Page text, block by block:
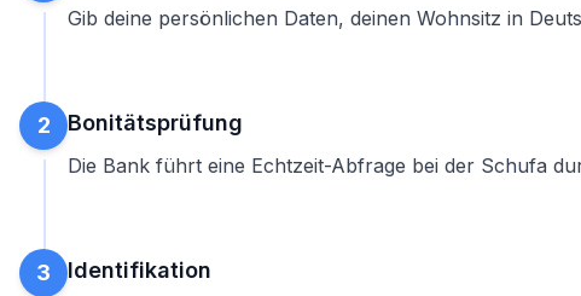
Gib deine persönlichen Daten, deinen Wohnsitz in
2 Bonitätsprüfung
Die Bank führt eine Echtzeit-Abfrage bei der Schufa
3 Identifikation